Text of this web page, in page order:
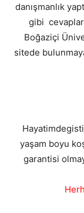
danışmanlık
gibi
Boğaziçi
sitede
yaşam boyu
garantisi